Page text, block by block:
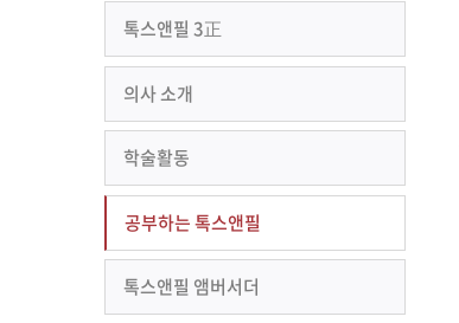
톡스앤필 3正
의사 소개
학술활동
공부하는 톡스앤필
톡스앤필 앰버서더